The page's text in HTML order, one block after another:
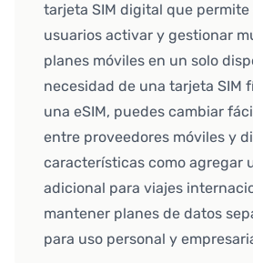
tarjeta SIM digital que permite
usuarios activar y gestionar
planes móviles en un solo
necesidad de una tarjeta SIM
una eSIM, puedes cambiar
entre proveedores móviles y
características como agregar
adicional para viajes
mantener planes de datos
para uso personal y